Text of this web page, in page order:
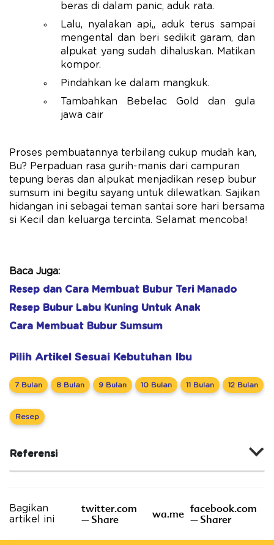
beras di dalam panic, aduk rata.
Lalu, nyalakan api,, aduk terus sampai
mengental dan beri sedikit garam, dan
alpukat yang sudah dihaluskan. Matikan
kompor.
Pindahkan ke dalam mangkuk.
Tambahkan Bebelac Gold dan gula
jawa cair
Proses pembuatannya terbilang cukup mudah kan,
Bu? Perpaduan rasa gurih-manis dari campuran
tepung beras dan alpukat menjadikan resep bubur
sumsum ini begitu sayang untuk dilewatkan. Sajikan
hidangan ini sebagai teman santai sore hari bersama
si Kecil dan keluarga tercinta. Selamat mencoba!
Baca Juga:
Resep dan Cara Membuat Bubur Teri Manado
Resep Bubur Labu Kuning Untuk Anak
Cara Membuat Bubur Sumsum
Pilih Artikel Sesuai Kebutuhan Ibu
7 Bulan 8 Bulan 9 Bulan 10 Bulan 11 Bulan 12 Bulan
Resep
Referensi
Bagikan
artikel ini
twitter.com
– Share
wa.me facebook.com
– Sharer